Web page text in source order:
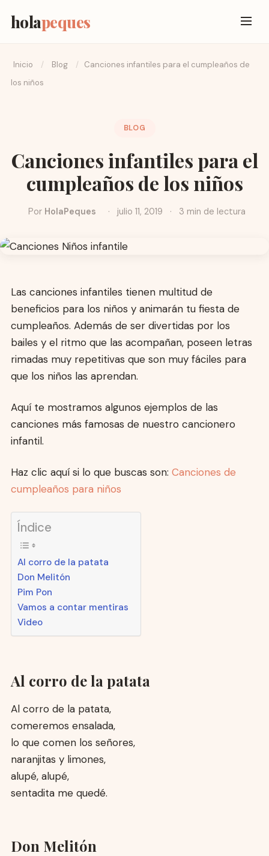
holapeques
Inicio / Blog /
Canciones infantiles para el cumpleaños de
los niños
BLOG
Canciones infantiles para el
cumpleaños de los niños
Por HolaPeques · julio 11, 2019 · 3 min de lectura
Las canciones infantiles tienen multitud de
beneficios para los niños y animarán tu fiesta de
cumpleaños. Además de ser divertidas por los
bailes y el ritmo que las acompañan, poseen letras
rimadas muy repetitivas que son muy fáciles para
que los niños las aprendan.
Aquí te mostramos algunos ejemplos de las
canciones más famosas de nuestro cancionero
infantil.
Haz clic aquí si lo que buscas son: Canciones de
cumpleaños para niños
Índice
Al corro de la patata
Don Melitón
Pim Pon
Vamos a contar mentiras
Video
Al corro de la patata
Al corro de la patata,
comeremos ensalada,
lo que comen los señores,
naranjitas y limones,
alupé, alupé,
sentadita me quedé.
Don Melitón